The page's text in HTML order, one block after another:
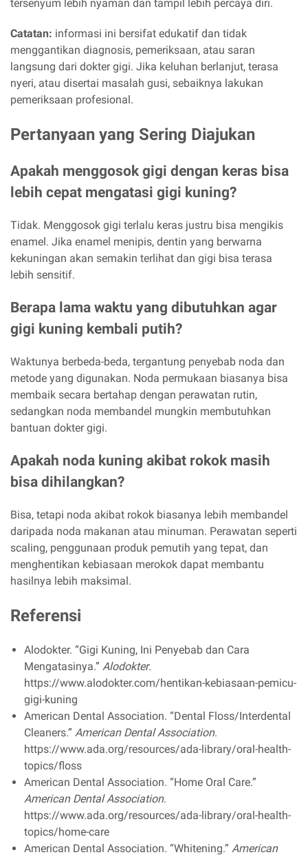
tersenyum lebih nyaman dan tampil lebih percaya diri.
Catatan: informasi ini bersifat edukatif dan tidak
menggantikan diagnosis, pemeriksaan, atau saran
langsung dari dokter gigi. Jika keluhan berlanjut, terasa
nyeri, atau disertai masalah gusi, sebaiknya lakukan
pemeriksaan profesional.
Pertanyaan yang Sering Diajukan
Apakah menggosok gigi dengan keras bisa
lebih cepat mengatasi gigi kuning?
Tidak. Menggosok gigi terlalu keras justru bisa mengikis
enamel. Jika enamel menipis, dentin yang berwarna
kekuningan akan semakin terlihat dan gigi bisa terasa
lebih sensitif.
Berapa lama waktu yang dibutuhkan agar
gigi kuning kembali putih?
Waktunya berbeda-beda, tergantung penyebab noda dan
metode yang digunakan. Noda permukaan biasanya bisa
membaik secara bertahap dengan perawatan rutin,
sedangkan noda membandel mungkin membutuhkan
bantuan dokter gigi.
Apakah noda kuning akibat rokok masih
bisa dihilangkan?
Bisa, tetapi noda akibat rokok biasanya lebih membandel
daripada noda makanan atau minuman. Perawatan seperti
scaling, penggunaan produk pemutih yang tepat, dan
menghentikan kebiasaan merokok dapat membantu
hasilnya lebih maksimal.
Referensi
Alodokter. “Gigi Kuning, Ini Penyebab dan Cara
Mengatasinya.” Alodokter.
https://www.alodokter.com/hentikan-kebiasaan-pemicu-
gigi-kuning
American Dental Association. “Dental Floss/Interdental
Cleaners.” American Dental Association.
https://www.ada.org/resources/ada-library/oral-health-
topics/floss
American Dental Association. “Home Oral Care.”
American Dental Association.
https://www.ada.org/resources/ada-library/oral-health-
topics/home-care
American Dental Association. “Whitening.” American